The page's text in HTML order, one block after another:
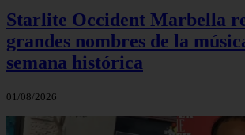
Starlite Occident Marbella
grandes nombres de la
semana histórica
01/08/2026